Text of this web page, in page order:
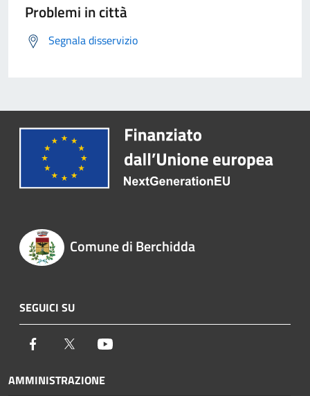
Problemi in città
Segnala disservizio
Comune di Berchidda
SEGUICI SU
Facebook Twitter
AMMINISTRAZIONE